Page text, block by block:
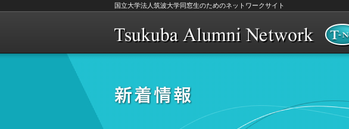
国立大学法人筑波大学同窓生のためのネットワークサイト